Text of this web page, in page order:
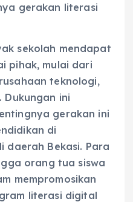
gerakan literasi
sekolah mendapat
pihak, mulai dari
teknologi,
Dukungan ini
gerakan ini
di
daerah Bekasi. Para
orang tua siswa
mempromosikan
literasi digital